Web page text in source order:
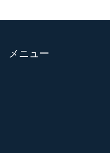
メニュー